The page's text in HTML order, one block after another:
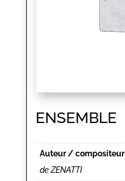
ENSEMBLE
Auteur / compositeur
de ZENATTI